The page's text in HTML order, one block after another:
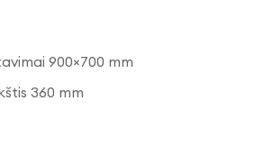
900×700 mm
360 mm